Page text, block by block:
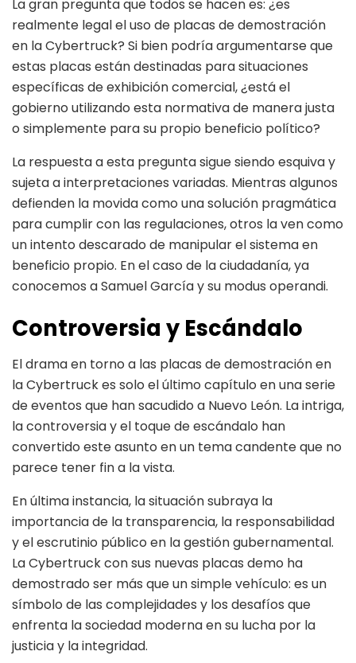
La gran pregunta que todos se hacen es: ¿es
realmente legal el uso de placas de demostración
en la Cybertruck? Si bien podría argumentarse que
estas placas están destinadas para situaciones
específicas de exhibición comercial, ¿está el
gobierno utilizando esta normativa de manera justa
o simplemente para su propio beneficio político?
La respuesta a esta pregunta sigue siendo esquiva y
sujeta a interpretaciones variadas. Mientras algunos
defienden la movida como una solución pragmática
para cumplir con las regulaciones, otros la ven como
un intento descarado de manipular el sistema en
beneficio propio. En el caso de la ciudadanía, ya
conocemos a Samuel García y su modus operandi.
Controversia y Escándalo
El drama en torno a las placas de demostración en
la Cybertruck es solo el último capítulo en una serie
de eventos que han sacudido a Nuevo León. La intriga,
la controversia y el toque de escándalo han
convertido este asunto en un tema candente que no
parece tener fin a la vista.
En última instancia, la situación subraya la
importancia de la transparencia, la responsabilidad
y el escrutinio público en la gestión gubernamental.
La Cybertruck con sus nuevas placas demo ha
demostrado ser más que un simple vehículo: es un
símbolo de las complejidades y los desafíos que
enfrenta la sociedad moderna en su lucha por la
justicia y la integridad.